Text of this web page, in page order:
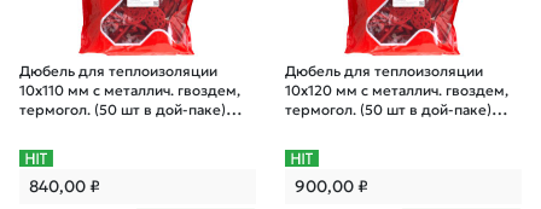
Дюбель для теплоизоляции
10х110 мм с металлич. гвоздем,
термогол. (50 шт в дой-паке)
840,00₽
Дюбель для теплоизоляции
10х120 мм с металлич. гвоздем,
термогол. (50 шт в дой-паке)
900,00₽